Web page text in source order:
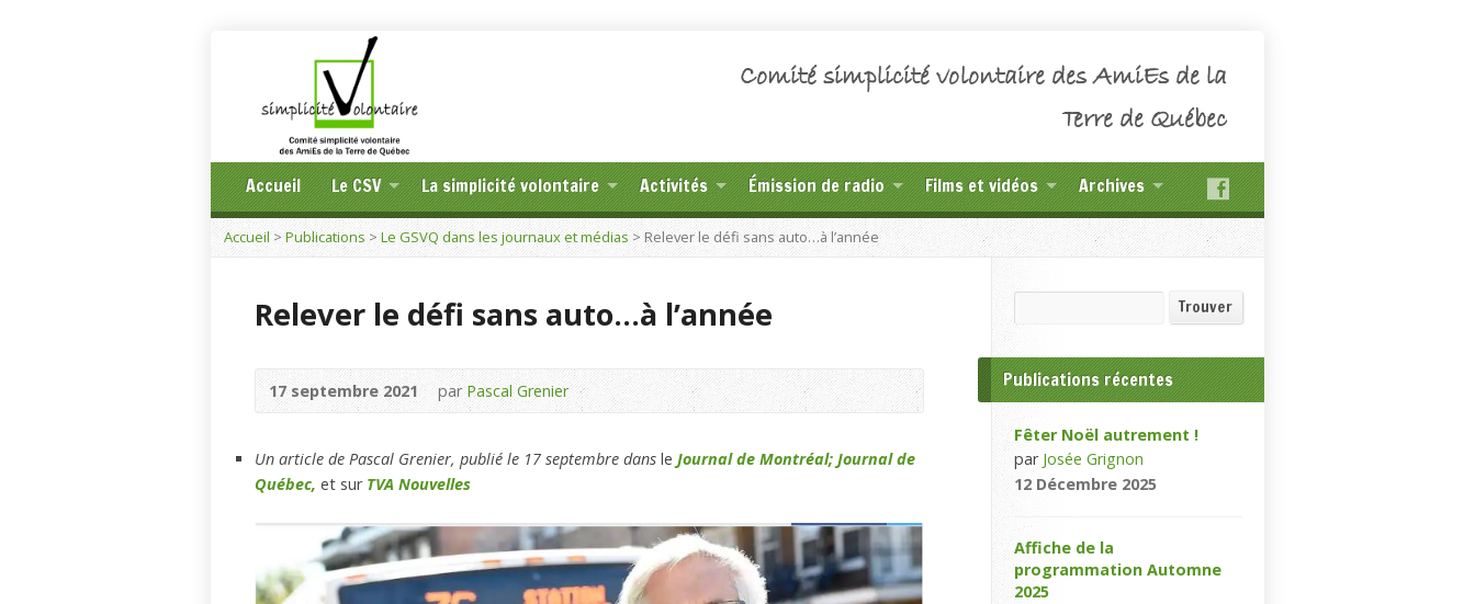
Comité simplicité volontaire des AmiEs de la
Terre de Québec
Accueil Le CSV La simplicité volontaire Activités Émission de radio Films et vidéos Archives
Accueil>Publications >Le GSVQ dans les journaux et médias>Relever le défi sans auto…à l’année
Relever le défi sans auto…à l’année
17 septembre 2021 parPascal Grenier
Un article de Pascal Grenier, publié le 17 septembre dans le Journal de Montréal; Journal de
Québec, et sur TVA Nouvelles
Trouver
Publications récentes
Fêter Noël autrement !
par Josée Grignon
12 Décembre 2025
Affiche de la
programmation Automne
2025